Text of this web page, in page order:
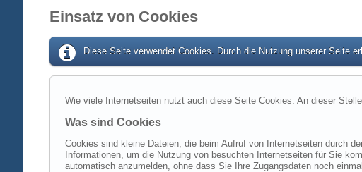
Einsatz von Cookies
Diese Seite verwendet Cookies. Durch die Nutzung unserer Seite
Wie viele Internetseiten nutzt auch diese Seite Cookies. An dieser
Was sind Cookies
Cookies sind kleine Dateien, die beim Aufruf von Internetseiten durch
Informationen, um die Nutzung von besuchten Internetseiten für Sie
automatisch anzumelden, ohne dass Sie Ihre Zugangsdaten noch